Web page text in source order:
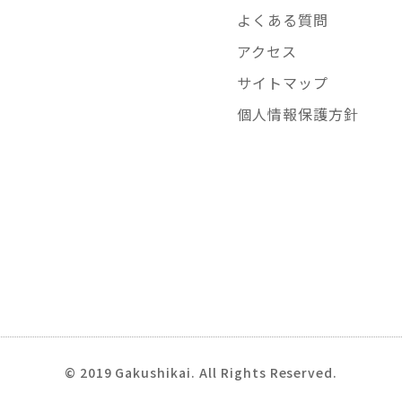
よくある質問
アクセス
サイトマップ
個人情報保護方針
© 2019 Gakushikai. All Rights Reserved.